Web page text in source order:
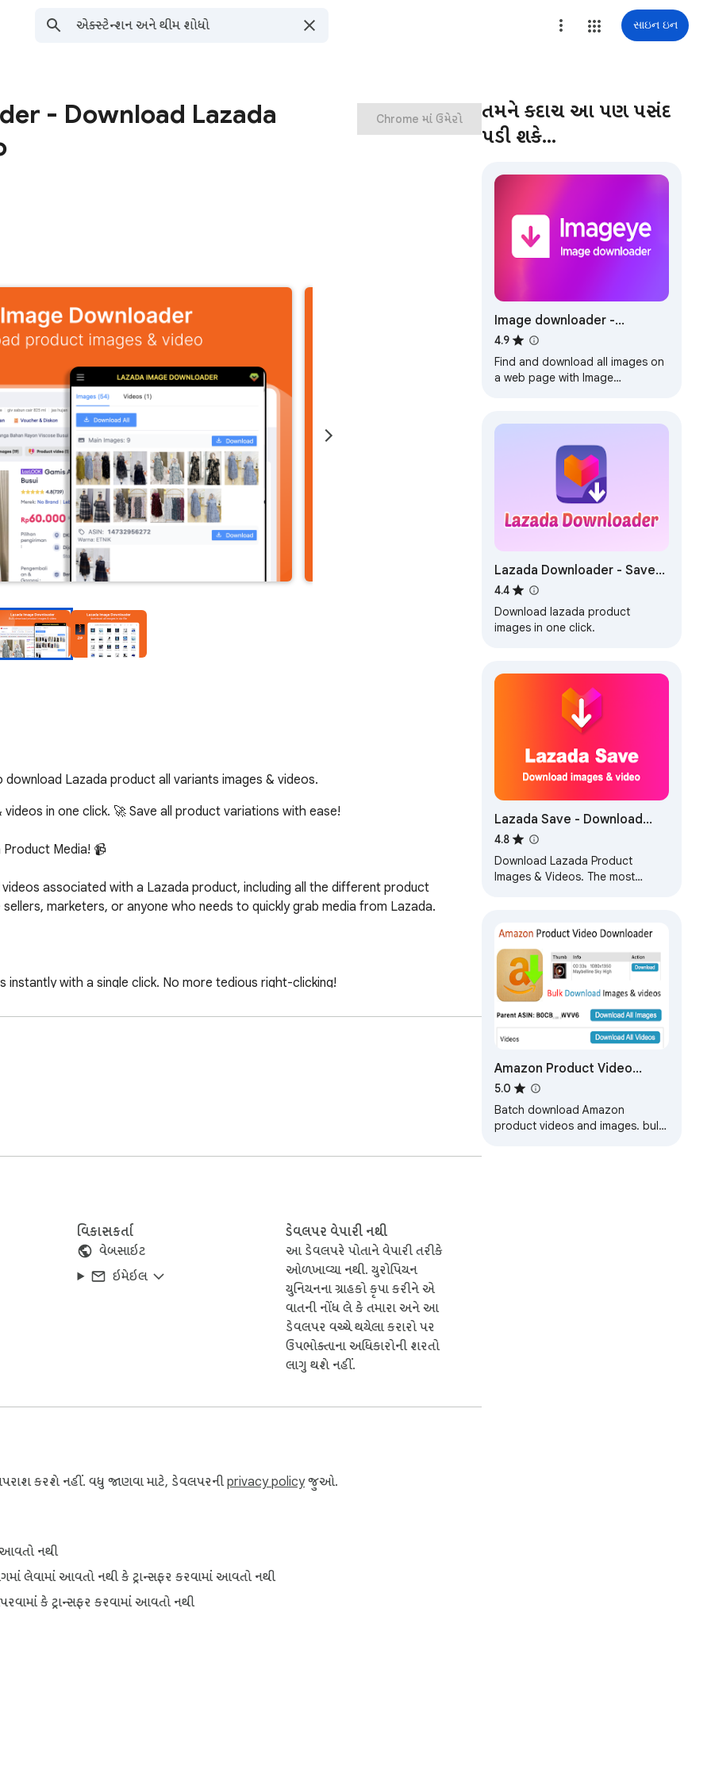
સાઇન ઇન
- Download Lazada
Chrome માં ઉમેરો
Lazada product all variants images & videos.
in one click. 🚀 Save all product variations with ease!
Media! 📹
associated with a Lazada product, including all the different product
marketers, or anyone who needs to quickly grab media from Lazada.
instantly with a single click. No more tedious right-clicking!
videos as well.
sites.
no technical skills. Just navigate to a product page and click the download
or videos.
It is an independent tool developed to help users.
વિકાસકર્તા
વેબસાઇટ
ઇમેઇલ
ડેવલપર વેપારી નથી
આ ડેવલપરે પોતાને વેપારી તરીકે
ઓળખાવ્યા નથી. યુરોપિયન
યુનિયનના ગ્રાહકો કૃપા કરીને એ
વાતની નોંધ લે કે તમારા અને આ
ડેવલપર વચ્ચે થયેલા કરારો પર
ઉપભોક્તાના અધિકારોની શરતો
લાગુ થશે નહીં.
કરશે નહીં. વધુ જાણવા માટે, ડેવલપરનીprivacy policyજુઓ.
આવતો નથી
લેવામાં આવતો નથી કે ટ્રાન્સફર કરવામાં આવતો નથી
કે ટ્રાન્સફર કરવામાં આવતો નથી
તમને કદાચ આ પણ પસંદ
પડી શકે…
Image downloader -
Imageye
4.9
Find and download all images on
a web page with Image
Lazada Downloader - Save
Lazada images with one
click
4.4
Download lazada product
images in one click.
Lazada Save - Download
Product Images & Video
4.8
Download Lazada Product
Images & Videos. The most
Amazon Product Video
Downloader - Images bulk
download
5.0
Batch download Amazon
product videos and images. bulk